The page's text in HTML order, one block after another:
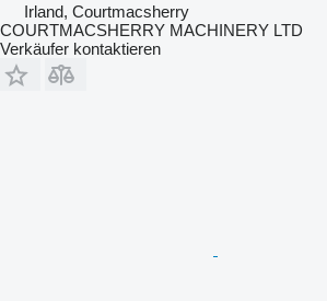
Irland, Courtmacsherry
COURTMACSHERRY MACHINERY LTD
Verkäufer kontaktieren